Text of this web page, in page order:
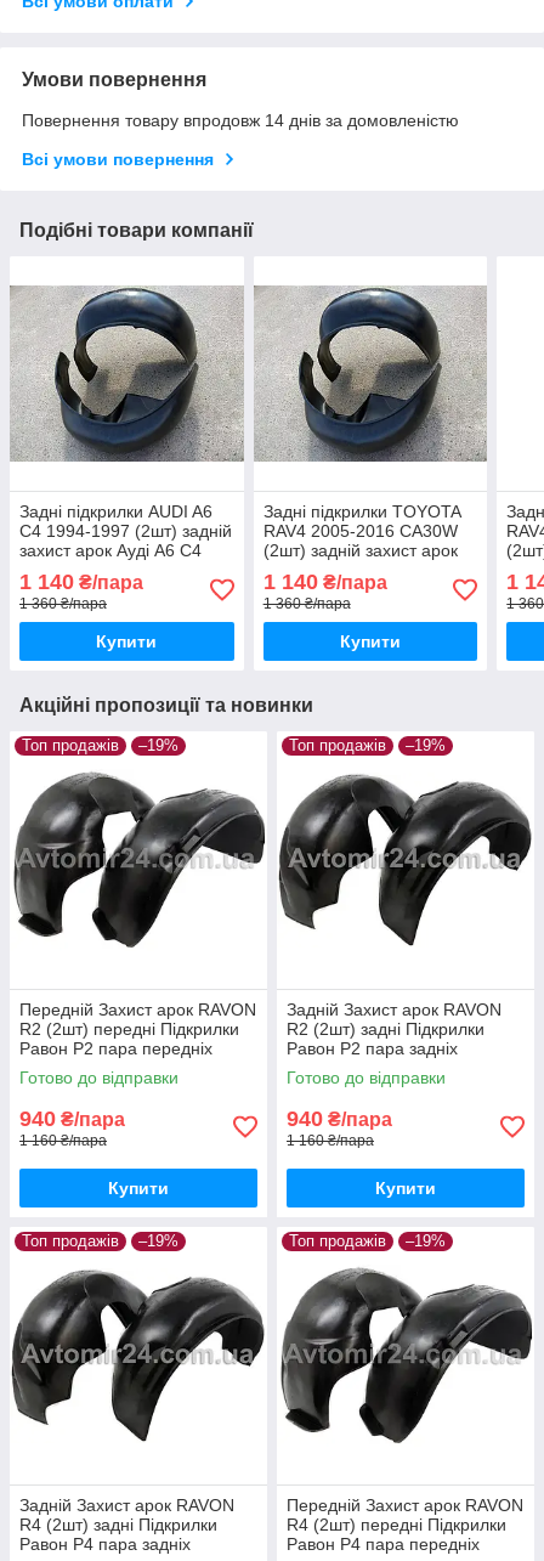
Умови повернення
Повернення товару впродовж 14 днів за домовленістю
Всі умови повернення
Подібні товари компанії
Задні підкрилки AUDI A6
C4 1994-1997 (2шт) задній
захист арок Ауді А6 С4
1 140 ₴/пара
1 360 ₴/пара
Купити
Задні підкрилки TOYOTA
RAV4 2005-2016 CA30W
(2шт) задній захист арок
задніх
1 140₴/пара
1 360 ₴/пара
Купити
1
1
Акційні пропозиції та новинки
Топ продажів –19%
Передній Захист арок RAVON
R2 (2шт) передні Підкрилки
Равон Р2 пара передніх
Готово до відправки
940 ₴/пара
1 160 ₴/пара
Купити
Топ продажів –19%
Задній Захист арок RAVON
R2 (2шт) задні Підкрилки
Равон Р2 пара задніх
Готово до відправки
940 ₴/пара
1 160 ₴/пара
Купити
Топ продажів –19%
Задній Захист арок RAVON
R4 (2шт) задні Підкрилки
Равон Р4 пара задніх
Топ продажів –19%
Передній Захист арок RAVON
R4 (2шт) передні Підкрилки
Равон Р4 пара передніх